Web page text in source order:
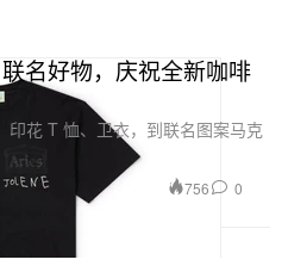
名好物，庆祝全新咖啡
印花 T 恤、卫衣，到联名图案马克
756 0